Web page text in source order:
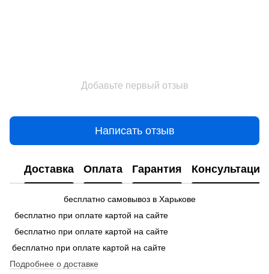
Добавьте первый отзыв
Написать отзыв
Доставка Оплата Гарантия Консультация
бесплатно самовывоз в Харькове
бесплатно при оплате картой на сайте
бесплатно при оплате картой на сайте
бесплатно при оплате картой на сайте
Подробнее о доставке